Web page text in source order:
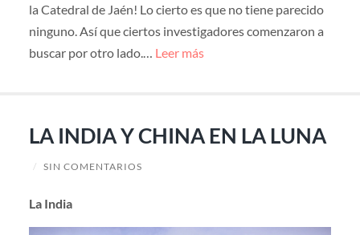
la Catedral de Jaén! Lo cierto es que no tiene parecido
ninguno. Así que ciertos investigadores comenzaron a
buscar por otro lado.… Leer más
LA INDIA Y CHINA EN LA LUNA
/ SIN COMENTARIOS
La India